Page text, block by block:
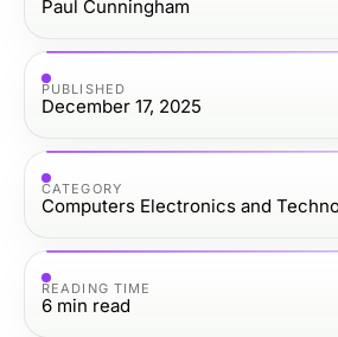
Paul Cunningham
PUBLISHED
December 17, 2025
CATEGORY
Computers Electronics and
READING TIME
6 min read